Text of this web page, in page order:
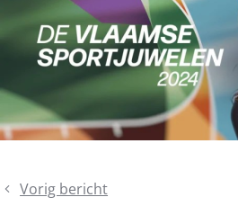
DeelVorig bericht
Kom